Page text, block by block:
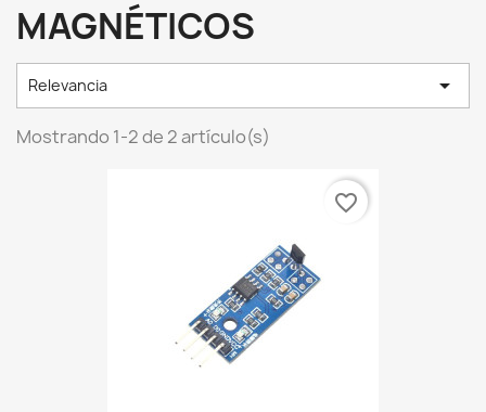
MAGNÉTICOS
Relevancia 
Mostrando 1-2 de 2 artículo(s)
favorite_border